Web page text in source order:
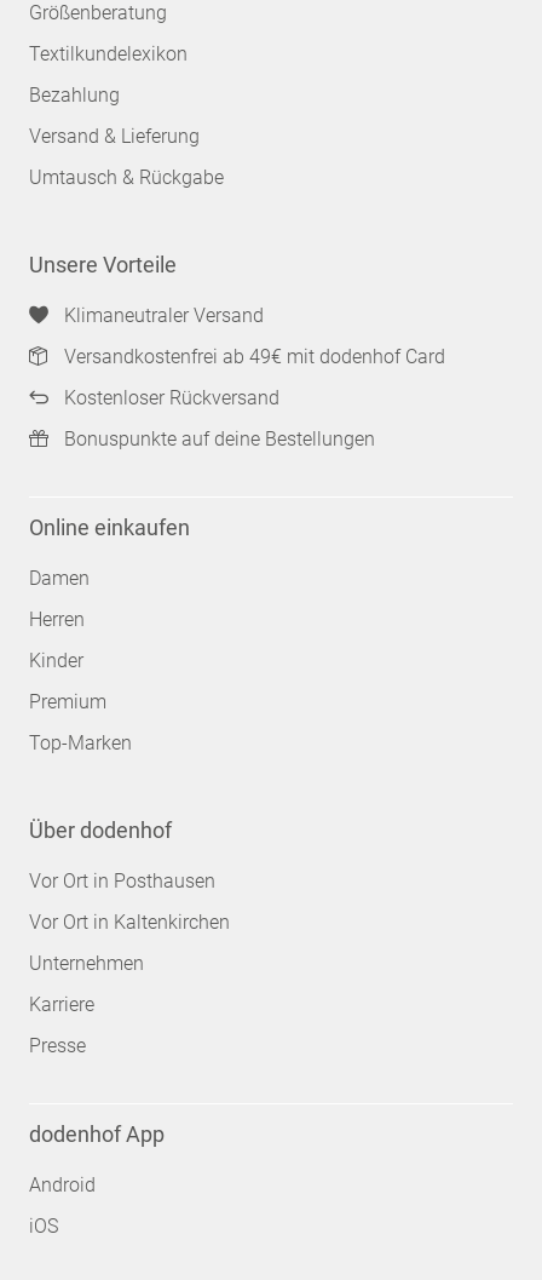
Größenberatung
Textilkundelexikon
Bezahlung
Versand & Lieferung
Umtausch & Rückgabe
Unsere Vorteile
Klimaneutraler Versand
Versandkostenfrei ab 49€ mit dodenhof Card
Kostenloser Rückversand
Bonuspunkte auf deine Bestellungen
Online einkaufen
Damen
Herren
Kinder
Premium
Top-Marken
Über dodenhof
Vor Ort in Posthausen
Vor Ort in Kaltenkirchen
Unternehmen
Karriere
Presse
dodenhof App
Android
iOS